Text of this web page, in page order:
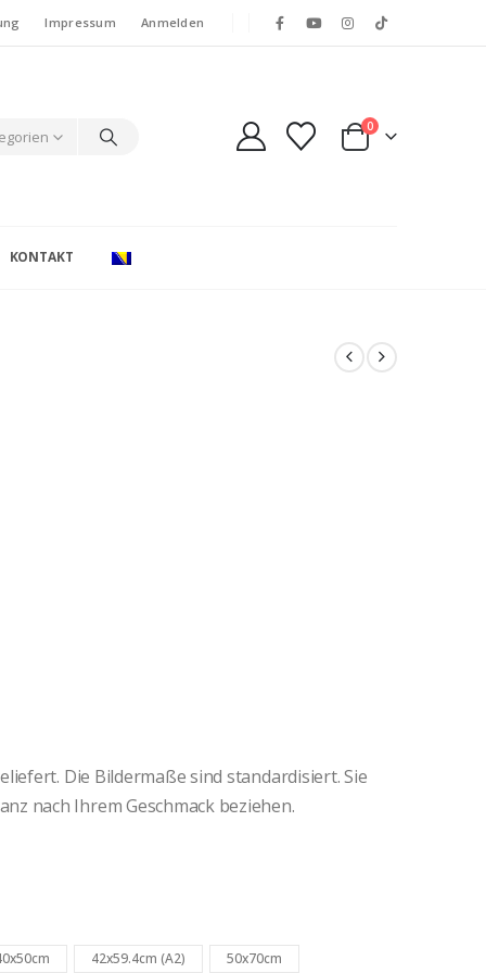
Impressum Anmelden
0
KONTAKT
Die Bildermaße sind standardisiert. Sie
nach Ihrem Geschmack beziehen.
42x59.4cm (A2)
50x70cm